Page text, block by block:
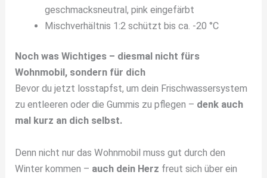
geschmacksneutral, pink eingefärbt
Mischverhältnis 1:2 schützt bis ca. -20 °C
Noch was Wichtiges – diesmal nicht fürs
Wohnmobil, sondern für dich
Bevor du jetzt losstapfst, um dein Frischwassersystem
zu entleeren oder die Gummis zu pflegen – denk auch
mal kurz an dich selbst.
Denn nicht nur das Wohnmobil muss gut durch den
Winter kommen – auch dein Herz freut sich über ein